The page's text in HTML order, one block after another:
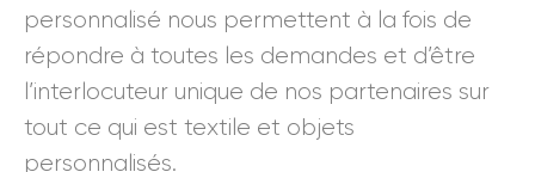
personnalisé nous permettent à la fois de
répondre à toutes les demandes et d’être
l’interlocuteur unique de nos partenaires sur
tout ce qui est textile et objets
personnalisés.